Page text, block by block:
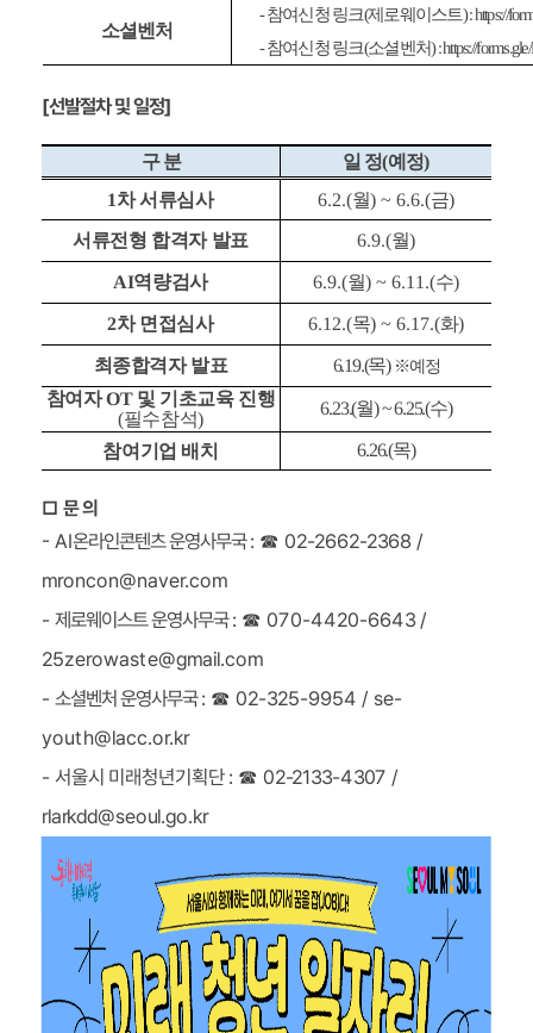
-참여신청 링크(제로웨이스트) : https://
-참여신청 링크(소셜벤처) : https://
소셜벤처
[선발절차 및 일정]
구 분 일 정(예정)
1차 서류심사 6.2.(월) ~ 6.6.(금)
서류전형 합격자 발표 6.9.(월)
AI역량검사 6.9.(월) ~ 6.11.(수)
2차 면접심사 6.12.(목) ~ 6.17.(화)
최종합격자 발표 6.19.(목) ※예정
참여자OT 및 기초교육 진행
(필수참석)
6.23.(월) ~ 6.25.(수)
참여기업 배치 6.26.(목)
□문 의
- AI온라인콘텐츠 운영사무국: ☎ 02-2662-2368 /
mroncon@naver.com
- 제로웨이스트 운영사무국: ☎ 070-4420-6643 /
25zerowaste@gmail.com
- 소셜벤처 운영사무국: ☎ 02-325-9954 / se-
youth@lacc.or.kr
- 서울시 미래청년기획단: ☎ 02-2133-4307 /
rlarkdd@seoul.go.kr